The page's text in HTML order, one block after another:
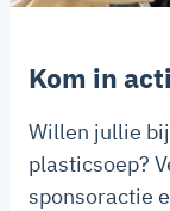
Kom in
Willen jullie
plasticsoep?
sponsoractie